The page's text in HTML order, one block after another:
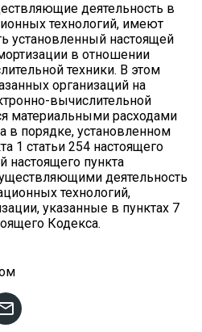
деятельность в
технологий, имеют
установленный настоящей
в отношении
техники. В этом
организаций на
вычислительной
материальными расходами
в порядке, установленном
1 статьи 254 настоящего
настоящего пункта
деятельность
технологий,
указанные в пунктах 7
Кодекса.